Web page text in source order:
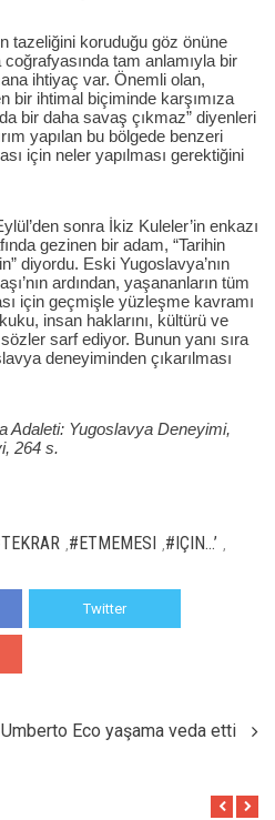
tazeliğini koruduğu göz önüne
coğrafyasında tam anlamıyla bir
ihtiyaç var. Önemli olan,
bir ihtimal biçiminde karşımıza
bir daha savaş çıkmaz” diyenleri
yapılan bu bölgede benzeri
için neler yapılması gerektiğini
sonra İkiz Kuleler’in enkazı
gezinen bir adam, “Tarihin
diyordu. Eski Yugoslavya’nın
ardından, yaşananların tüm
için geçmişle yüzleşme kavramı
insan haklarını, kültürü ve
sarf ediyor. Bunun yanı sıra
deneyiminden çıkarılması
Adaleti: Yugoslavya Deneyimi,
264 s.
#ETMEMESI #IÇIN…’
Twitter
Umberto Eco yaşama veda etti